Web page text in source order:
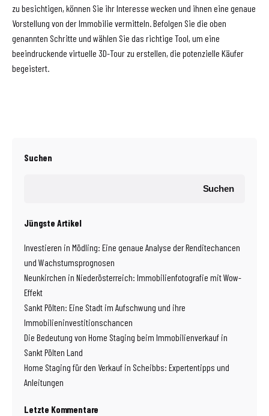
zu besichtigen, können Sie ihr Interesse wecken und ihnen eine genaue
Vorstellung von der Immobilie vermitteln. Befolgen Sie die oben
genannten Schritte und wählen Sie das richtige Tool, um eine
beeindruckende virtuelle 3D-Tour zu erstellen, die potenzielle Käufer
begeistert.
Suchen
Suchen
Jüngste Artikel
Investieren in Mödling: Eine genaue Analyse der Renditechancen
und Wachstumsprognosen
Neunkirchen in Niederösterreich: Immobilienfotografie mit Wow-
Effekt
Sankt Pölten: Eine Stadt im Aufschwung und ihre
Immobilieninvestitionschancen
Die Bedeutung von Home Staging beim Immobilienverkauf in
Sankt Pölten Land
Home Staging für den Verkauf in Scheibbs: Expertentipps und
Anleitungen
Letzte Kommentare